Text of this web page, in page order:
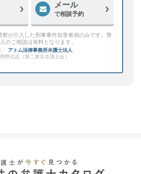
メール
で相談予約
が介入した刑事事件加害者側のみです。警
のご相談は有料となります。
アトム法律事務所弁護士法人
野武志（第二東京弁護士会）